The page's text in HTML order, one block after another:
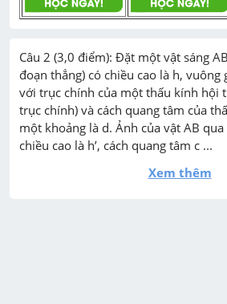
Câu 2 (3,0 điểm): Đặt một vật sáng
đoạn thẳng) có chiều cao là h, vuông
với trục chính của một thấu kính hội
trục chính) và cách quang tâm của
một khoảng là d. Ảnh của vật AB
chiều cao là h’, cách quang tâm c ...
Xem thêm